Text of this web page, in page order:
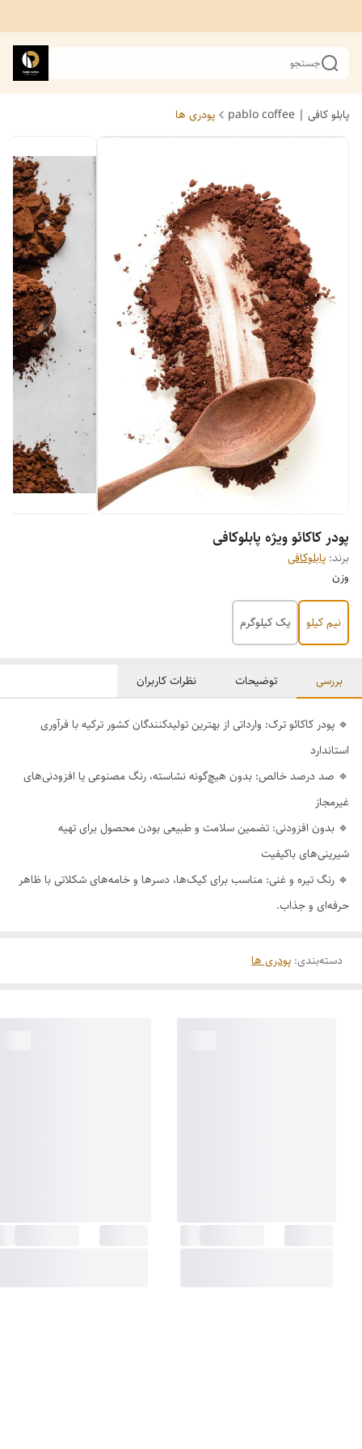
جستجو
پابلو کافی | pablo coffee پودری ها
پودر کاکائو ویژه پابلوکافی
برند: پابلوکافی
وزن
نیم کیلو یک کیلوگرم
بررسی توضیحات نظرات کاربران
🔹 پودر کاکائو ترک: وارداتی از بهترین تولیدکنندگان کشور ترکیه با فرآوری
استاندارد
🔹 صد درصد خالص: بدون هیچ‌گونه نشاسته، رنگ مصنوعی یا افزودنی‌های
غیرمجاز
🔹 بدون افزودنی: تضمین سلامت و طبیعی بودن محصول برای تهیه
شیرینی‌های باکیفیت
🔹 رنگ تیره و غنی: مناسب برای کیک‌ها، دسرها و خامه‌های شکلاتی با ظاهر
حرفه‌ای و جذاب.
دسته‌بندی: پودری ها